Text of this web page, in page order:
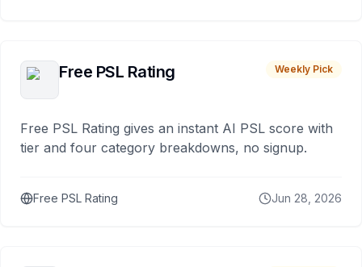
Free PSL Rating Weekly Pick
Free PSL Rating gives an instant AI PSL score with
tier and four category breakdowns, no signup.
Free PSL Rating Jun 28, 2026